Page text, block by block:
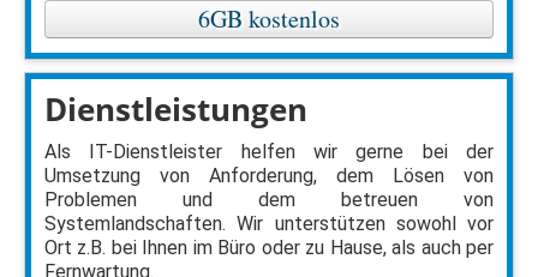
6GB kostenlos
Dienstleistungen
Als IT-Dienstleister helfen wir gerne bei der
Umsetzung von Anforderung, dem Lösen von
Problemen und dem betreuen von
Systemlandschaften. Wir unterstützen sowohl vor
Ort z.B. bei Ihnen im Büro oder zu Hause, als auch per
Fernwartung.